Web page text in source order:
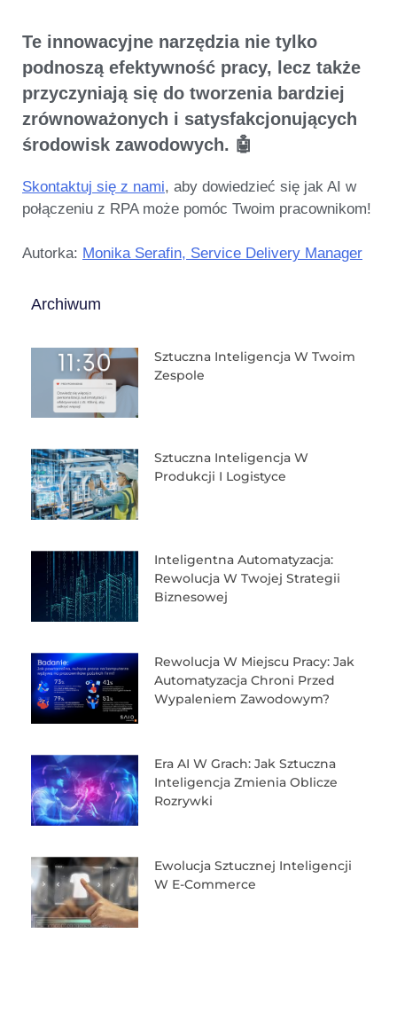
Te innowacyjne narzędzia nie tylko
podnoszą efektywność pracy, lecz także
przyczyniają się do tworzenia bardziej
zrównoważonych i satysfakcjonujących
środowisk zawodowych. 🤖
Skontaktuj się z nami, aby dowiedzieć się jak AI w
połączeniu z RPA może pomóc Twoim pracownikom!
Autorka: Monika Serafin, Service Delivery Manager
Archiwum
Sztuczna Inteligencja W Twoim
Zespole
Sztuczna Inteligencja W
Produkcji I Logistyce
Inteligentna Automatyzacja:
Rewolucja W Twojej Strategii
Biznesowej
Rewolucja W Miejscu Pracy: Jak
Automatyzacja Chroni Przed
Wypaleniem Zawodowym?
Era AI W Grach: Jak Sztuczna
Inteligencja Zmienia Oblicze
Rozrywki
Ewolucja Sztucznej Inteligencji
W E-Commerce